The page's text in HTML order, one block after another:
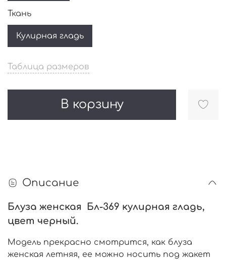
Таблица размеров
В корзину
Ткань
Кулирная гладь
Описание
Блуза женская Бл-369 кулирная гладь,
цвет черный.
Модель прекрасно смотрится, как блуза
женская летняя, ее можно носить под жакет